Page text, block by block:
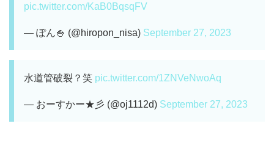
pic.twitter.com/KaB0BqsqFV
— ぽん🍚 (@hiropon_nisa) September 27, 2023
水道管破裂？笑 pic.twitter.com/1ZNVeNwoAq
— おーすかー★彡 (@oj1112d) September 27, 2023